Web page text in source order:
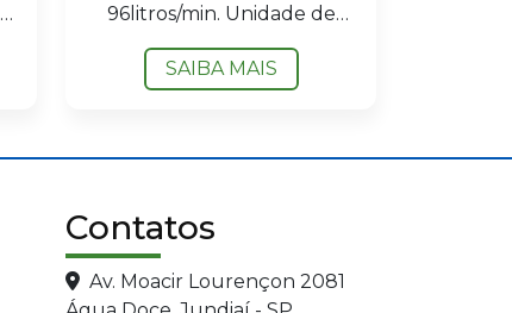
96litros/min. Unidade de
quatro) Dimensões
SAIBA MAIS
Contatos
Av. Moacir Lourençon 2081